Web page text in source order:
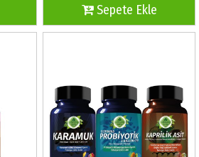
Sepete Ekle